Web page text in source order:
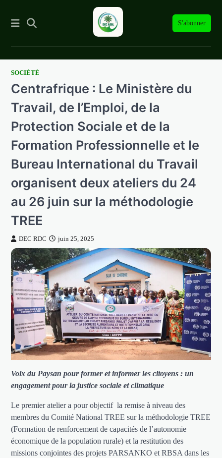
S'abonner
SkipSOCIÉTÉ
Centrafrique : Le Ministère du
Travail, de l’Emploi, de la
Protection Sociale et de la
Formation Professionnelle et le
Bureau International du Travail
organisent deux ateliers du 24
au 26 juin sur la méthodologie
TREE
DEC RDC juin 25, 2025
Voix du Paysan pour former et informer les citoyens : un
engagement pour la justice sociale et climatique
Le premier atelier a pour objectif la remise à niveau des
membres du Comité National TREE sur la méthodologie TREE
(Formation de renforcement de capacités de l’autonomie
économique de la population rurale) et la restitution des
missions conjointes des projets PARSANKO et RBSA dans les